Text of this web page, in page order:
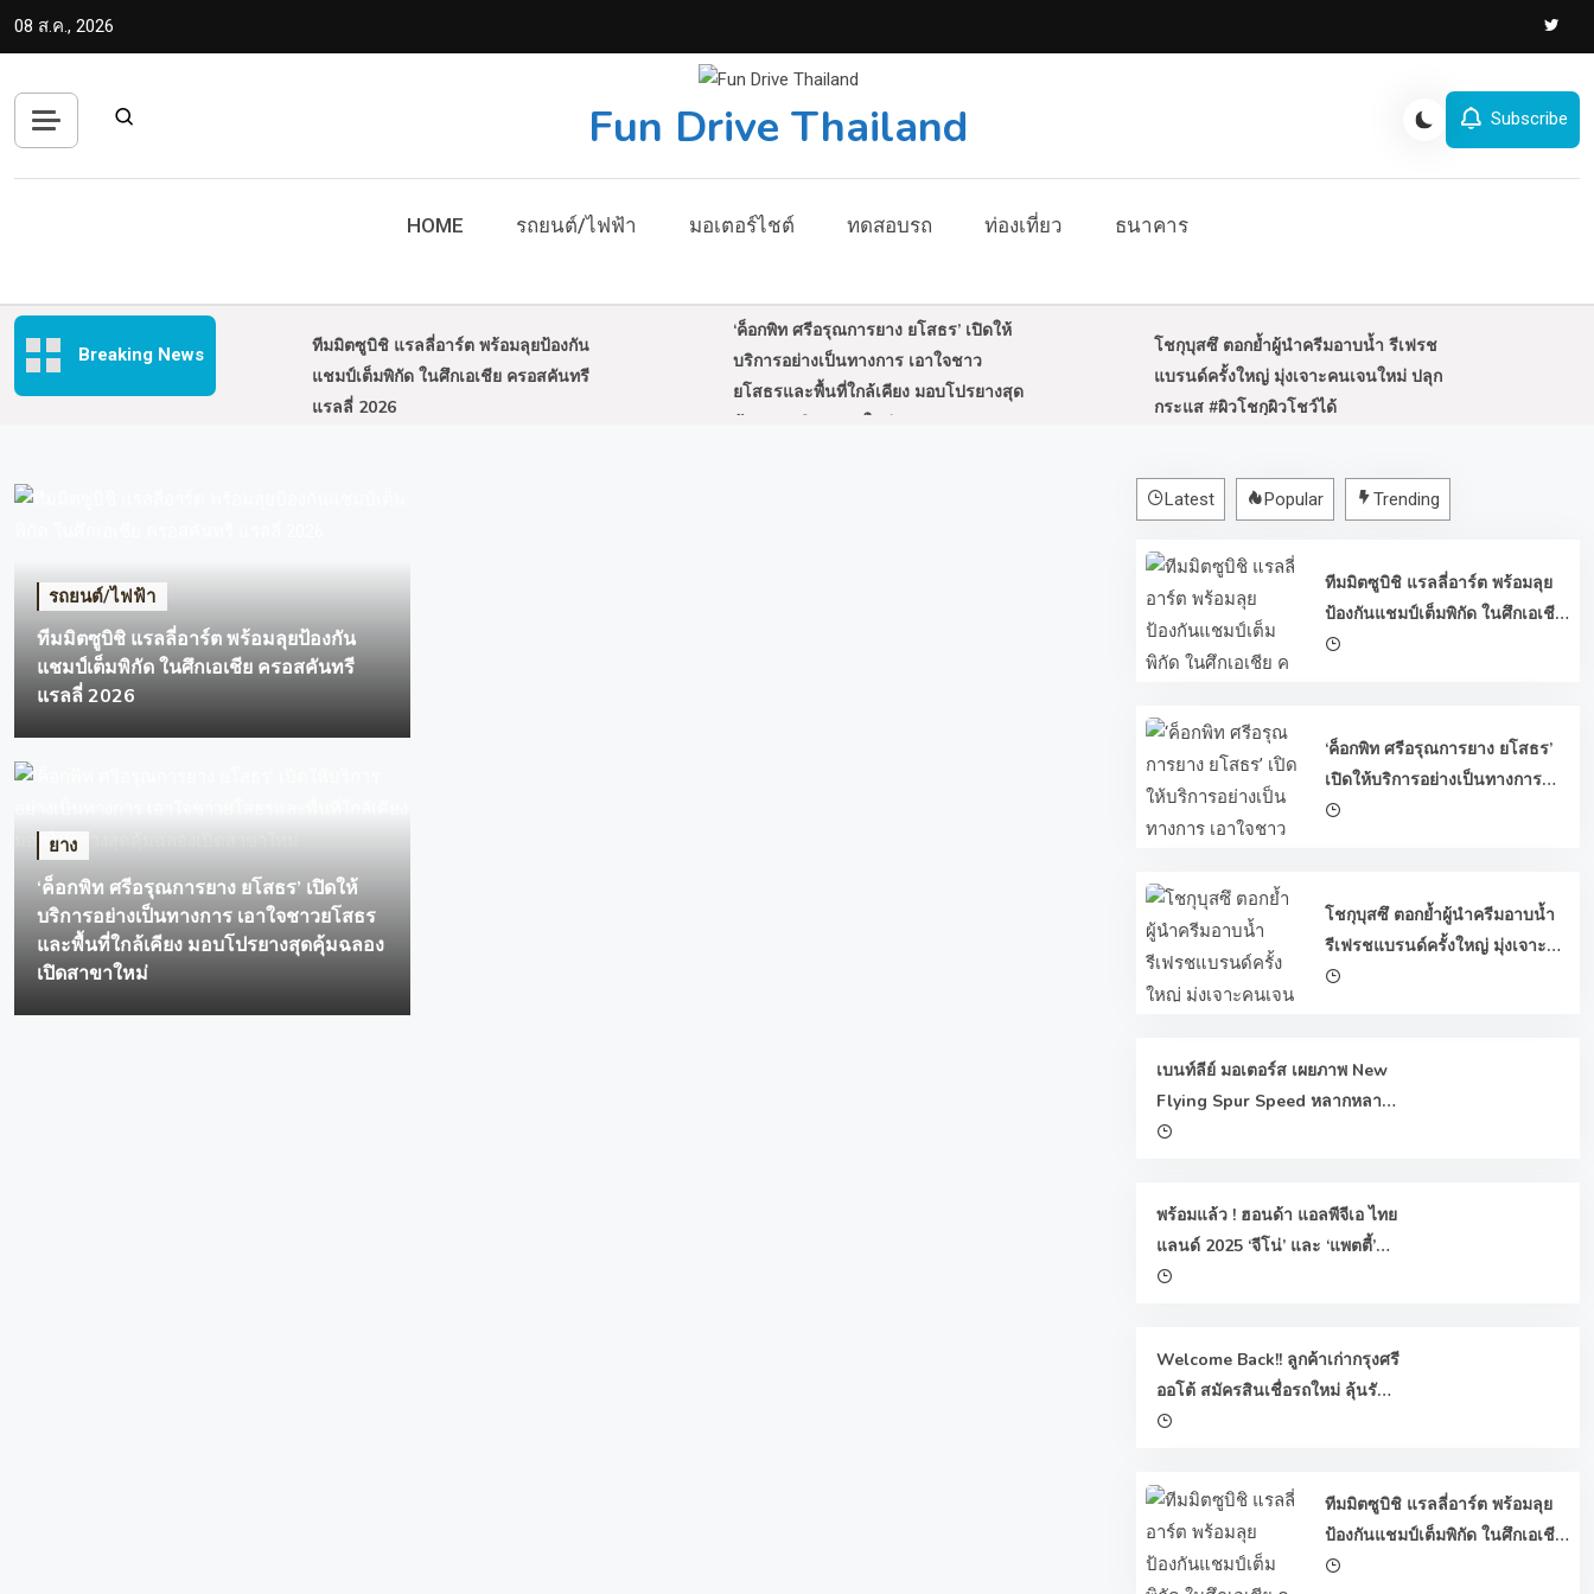
Skip
08 ส.ค., 2026
Fun Drive Thailand Subscribe
HOME รถยนต์/ไฟฟ้า มอเตอร์ไชต์ ทดสอบรถ ท่องเที่ยว ธนาคาร
Breaking News
ทีมมิตซูบิชิ แรลลี่อาร์ต พร้อมลุยป้องกัน
แชมป์เต็มพิกัด ในศึกเอเชีย ครอสคันทรี
แรลลี่ 2026
‘ค็อกพิท ศรีอรุณการยาง ยโสธร’ เปิดให้
บริการอย่างเป็นทางการ เอาใจชาว
ยโสธรและพื้นที่ใกล้เคียง มอบโปรยางสุด
คุ้มฉลองเปิดสาขาใหม่
โชกุบุสซึ ตอกย้ำผู้นำครีมอาบน้ำ รีเฟรช
แบรนด์ครั้งใหญ่ มุ่งเจาะคนเจนใหม่ ปลุก
กระแส #ผิวโชกุผิวโชว์ได้
“ไม้คิว-เกียรติศักดิ์” ร่วมทัพ “ฮอนด้า ทีม
แรกที่ ซิลเวอร์สโตน
รถยนต์/ไฟฟ้า
ทีมมิตซูบิชิ แรลลี่อาร์ต พร้อมลุยป้องกัน
แชมป์เต็มพิกัด ในศึกเอเชีย ครอสคันทรี
แรลลี่ 2026
ยาง
‘ค็อกพิท ศรีอรุณการยาง ยโสธร’ เปิดให้
บริการอย่างเป็นทางการ เอาใจชาวยโสธร
และพื้นที่ใกล้เคียง มอบโปรยางสุดคุ้มฉลอง
เปิดสาขาใหม่
Latest Popular Trending
ทีมมิตซูบิชิ แรลลี่อาร์ต พร้อมลุย
ป้องกันแชมป์เต็มพิกัด ในศึกเอเชีย
ครอสคันทรี แรลลี่ 2026
‘ค็อกพิท ศรีอรุณการยาง ยโสธร’
เปิดให้บริการอย่างเป็นทางการ
เอาใจชาวยโสธรและพื้นที่ใกล้
โชกุบุสซึ ตอกย้ำผู้นำครีมอาบน้ำ
รีเฟรชแบรนด์ครั้งใหญ่ มุ่งเจาะคน
เจนใหม่ ปลุกกระแส #ผิวโชกุผิว
เบนท์ลีย์ มอเตอร์ส เผยภาพ New
Flying Spur Speed หลากหลาย
เฉดสีสะท้อนความสปอร์ตและ
Arizona
พร้อมแล้ว ! ฮอนด้า แอลพีจีเอ ไทย
แลนด์ 2025 ‘จีโน่’ และ ‘แพตตี้’
นำทัพนักกอล์ฟไทยและระดับโลก
รางวัลโฮลอินวัน ฮอนด้า ซีอาร์-วี
อี:เอชอีวี และโกล์ดวิงณ สยามคัน
ทรีคลับ โอลด์คอร์ส พัทยา 20-23
Welcome Back!! ลูกค้าเก่ากรุงศรี
ออโต้ สมัครสินเชื่อรถใหม่ ลุ้นรับ
ทองแท่ง 80 รางวัล รวม
ทีมมิตซูบิชิ แรลลี่อาร์ต พร้อมลุย
ป้องกันแชมป์เต็มพิกัด ในศึกเอเชีย
ครอสคันทรี แรลลี่ 2026